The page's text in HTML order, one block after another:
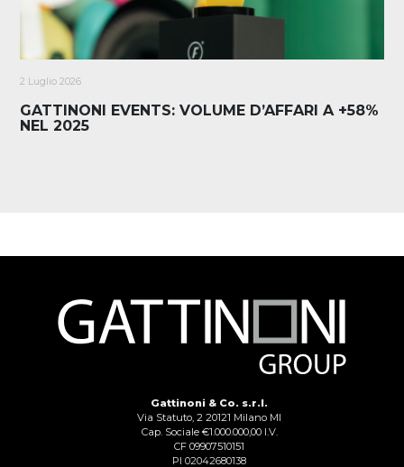
2 Luglio 2026
GATTINONI EVENTS: VOLUME D’AFFARI A +58%
NEL 2025
Gattinoni & Co. s.r.l.
Via Statuto, 2 20121 Milano MI
Cap. Sociale €1.000.000,00 I.V.
CF 09907510151
PI 02042680138